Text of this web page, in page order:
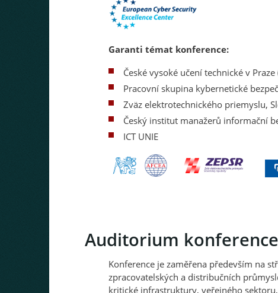
Garanti témat konference:
České vysoké učení technické v Praze
Pracovní skupina kybernetické
Zväz elektrotechnického priemyslu,
Český institut manažerů informační
ICT UNIE
Auditorium
Konference je zaměřena především na
zpracovatelských a distribučních
kritické infrastruktury, veřejného